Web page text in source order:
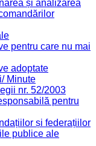
și analizarea
pentru care nu mai
adoptate
Minute
nr. 52/2003
pentru
și federațiilor
publice ale